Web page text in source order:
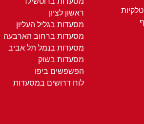
ראשון לציון
מסעדות בגליל העליון
מסעדות ברחוב הארבעה
מסעדות בנמל תל אביב
מסעדות בשוק
הפשפשים ביפו
לוח דרושים במסעדות